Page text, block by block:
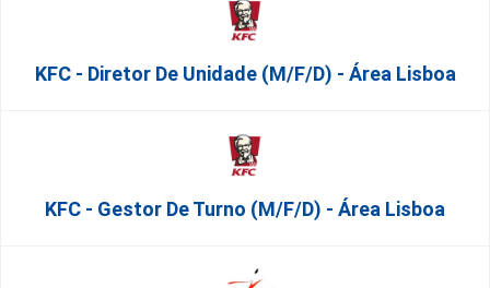
KFC - Diretor De Unidade (m/f/d) - Área Lisboa
KFC - Gestor De Turno (m/f/d) - Área Lisboa